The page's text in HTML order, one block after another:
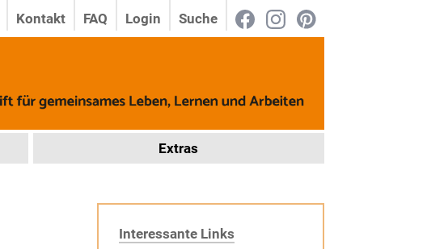
Suche
Login
FAQ
Kontakt
Extras
Interessante Links